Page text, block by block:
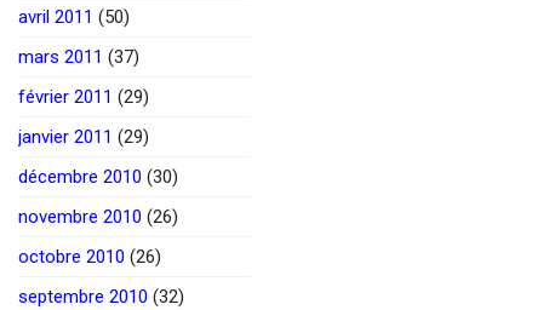
avril 2011 (50)
mars 2011 (37)
février 2011 (29)
janvier 2011 (29)
décembre 2010 (30)
novembre 2010 (26)
octobre 2010 (26)
septembre 2010 (32)